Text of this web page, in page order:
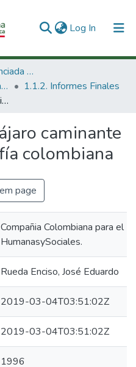
Log In (current)
1. Investigación Financiada con Recursos Públicos
1.1 Productos de investigación
1.1.2. Informes Finales
El pájaro caminante de la historiografía colombiana
caminante
colombiana
page
Compañia Colombiana para el
HumanasySociales.
Rueda Enciso, José Eduardo
2019-03-04T03:51:02Z
2019-03-04T03:51:02Z
1996